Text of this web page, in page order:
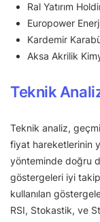
Ral Yatırım
Europower
Kardemir
Aksa Akrilik
Teknik
Teknik analiz,
fiyat hareketlerinin
yönteminde doğru
göstergeleri iyi
kullanılan
RSI, Stokastik, ve